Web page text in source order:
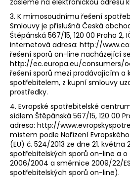
3. K mimosoudnímu řešení
Smlouvy je příslušná Česká
Štěpánská 567/15, 120 00 Praha 2,
internetová adresa: http://
řešení sporů on-line nacházející
http://ec.europa.eu/consumers/
řešení sporů mezi prodávajícím a
spotřebitelem, z kupní smlouvy
prostředky.
4. Evropské spotřebitelské
sídlem Štěpánská 567/15, 120 00
adresa: http://
místem podle Nařízení
(EU) č. 524/2013 ze dne 21. května
spotřebitelských sporů on-line a o
2006/2004 a směrnice 2009/22/
spotřebitelských sporů on-line).